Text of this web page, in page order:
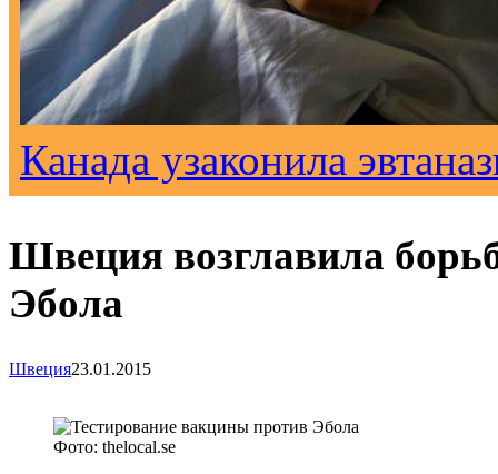
Канада узаконила
Швеция возглавила
Эбола
Швеция23.01.2015
Фото: thelocal.se